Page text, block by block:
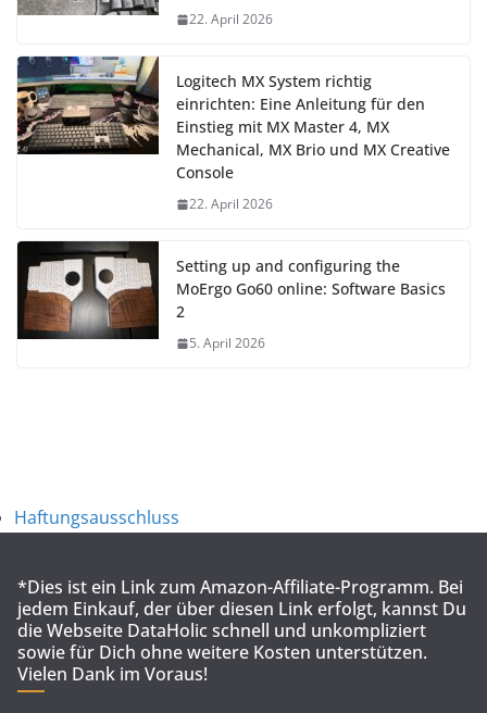
22. April 2026
Logitech MX System richtig
einrichten: Eine Anleitung für den
Einstieg mit MX Master 4, MX
Mechanical, MX Brio und MX Creative
Console
22. April 2026
Setting up and configuring the
MoErgo Go60 online: Software Basics
2
5. April 2026
Haftungsausschluss
*Dies ist ein Link zum Amazon-Affiliate-Programm. Bei
jedem Einkauf, der über diesen Link erfolgt, kannst Du
die Webseite DataHolic schnell und unkompliziert
sowie für Dich ohne weitere Kosten unterstützen.
Vielen Dank im Voraus!